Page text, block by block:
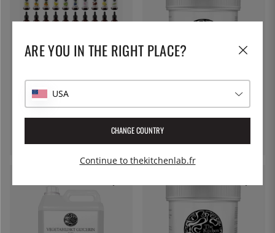
THE KITCHEN LAB
Gouttes d'arôme, 30 ml - The
Kitchen Lab
Plus d'options
Pectine (E440) - The Kitchen
Lab
pd. 11 €
ARE YOU IN THE RIGHT PLACE?
USA
CHANGE COUNTRY
Continue to thekitchenlab.fr